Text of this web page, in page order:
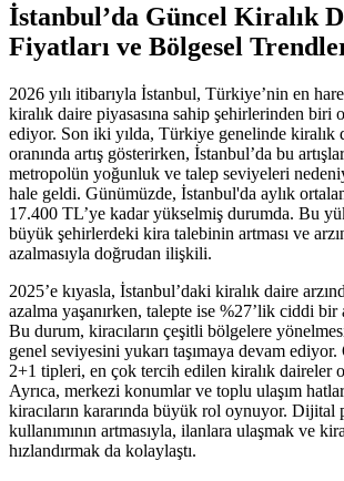
İstanbul’da Güncel Kiralık
Fiyatları ve Bölgesel
2026 yılı itibarıyla İstanbul, Türkiye’nin en
kiralık daire piyasasına sahip şehirlerinden biri
ediyor. Son iki yılda, Türkiye genelinde kiralık
oranında artış gösterirken, İstanbul’da bu
metropolün yoğunluk ve talep seviyeleri
hale geldi. Günümüzde, İstanbul'da aylık
17.400 TL’ye kadar yükselmiş durumda. Bu
büyük şehirlerdeki kira talebinin artması ve
azalmasıyla doğrudan ilişkili.
2025’e kıyasla, İstanbul’daki kiralık daire
azalma yaşanırken, talepte ise %27’lik ciddi bir
Bu durum, kiracıların çeşitli bölgelere
genel seviyesini yukarı taşımaya devam
2+1 tipleri, en çok tercih edilen kiralık daireler
Ayrıca, merkezi konumlar ve toplu ulaşım
kiracıların kararında büyük rol oynuyor. Dijital
kullanımının artmasıyla, ilanlara ulaşmak ve
hızlandırmak da kolaylaştı.